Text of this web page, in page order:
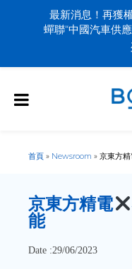
首頁 » Newsroom » 京東方
京東方精電
能
Date :29/06/2023
最新消息！再獲
蟬聯“中國汽車供